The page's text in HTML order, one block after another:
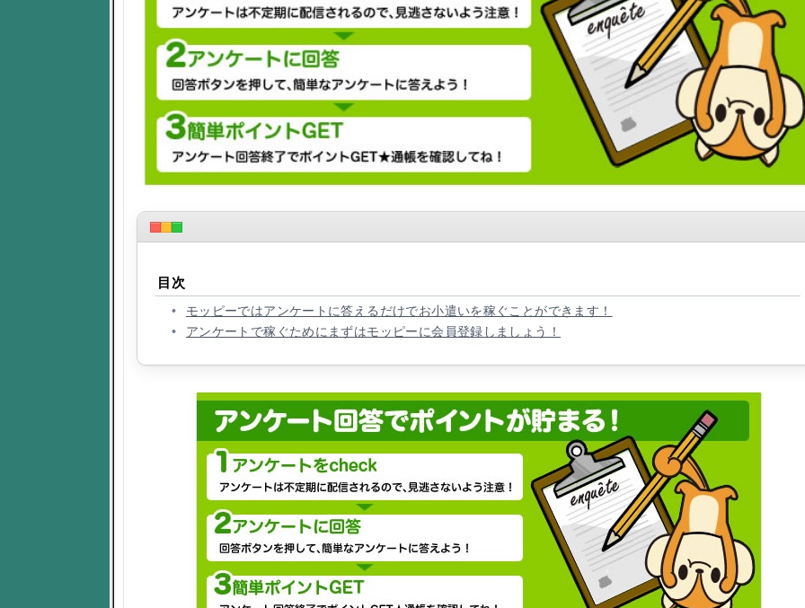
目次
モッピーではアンケートに答えるだけでお小遣いを稼ぐことができます！
アンケートで稼ぐためにまずはモッピーに会員登録しましょう！